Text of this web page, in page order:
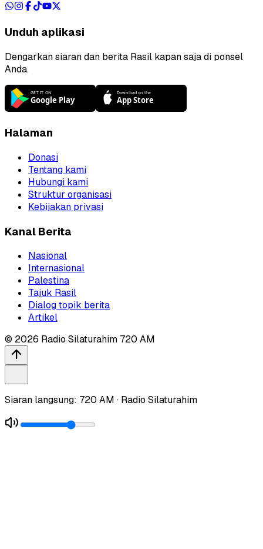
Unduh aplikasi
Dengarkan siaran dan berita Rasil kapan saja di ponsel
Anda.
Halaman
Donasi
Tentang kami
Hubungi kami
Struktur organisasi
Kebijakan privasi
Kanal Berita
Nasional
Internasional
Palestina
Tajuk Rasil
Dialog topik berita
Artikel
© 2026 Radio Silaturahim 720 AM
Siaran langsung: 720 AM · Radio Silaturahim